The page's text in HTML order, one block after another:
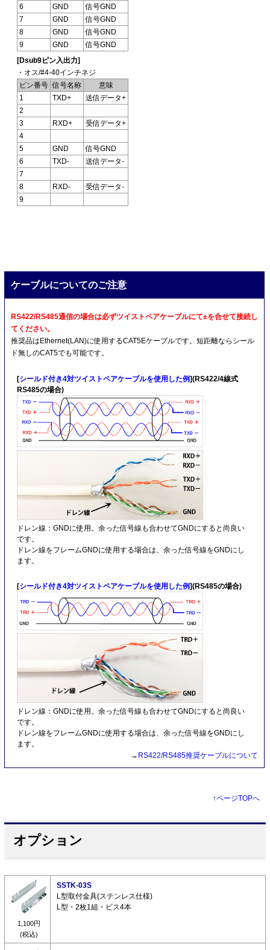
6
GND
信号GND
7
GND
信号GND
8
GND
信号GND
9
GND
信号GND
[Dsub9ピン入出力]
・オス/#4-40インチネジ
ピン番号 信号名称
意味
1
TXD+
送信データ+
2
3
RXD+
受信データ+
4
5
GND
信号GND
6
TXD-
送信データ-
7
8
RXD-
受信データ-
9
ケーブルについてのご注意
RS422/RS485通信の場合は必ずツイストペアケーブルにて±を合せて接続し
てください。
推奨品はEthernet(LAN)に使用するCAT5Eケーブルです。短距離ならシール
ド無しのCAT5でも可能です。
[シールド付き4対ツイストペアケーブルを使用した例](RS422/4線式
RS485の場合)
ドレン線：GNDに使用。余った信号線も合わせてGNDにすると尚良い
です。
ドレン線をフレームGNDに使用する場合は、余った信号線をGNDにし
ます。
[シールド付き4対ツイストペアケーブルを使用した例](RS485の場合)
ドレン線：GNDに使用。余った信号線も合わせてGNDにすると尚良い
です。
ドレン線をフレームGNDに使用する場合は、余った信号線をGNDにし
ます。
→ RS422/RS485推奨ケーブルについて
↑ページTOPへ
オプション
1,100円
(税込)
SSTK-03S
L型取付金具(ステンレス仕様)
L型・2枚1組・ビス4本